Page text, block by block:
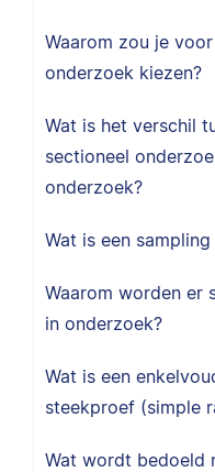
Waarom zou je
onderzoek kiezen?
Wat is het verschil
sectioneel
onderzoek?
Wat is een sampling
Waarom worden er
in onderzoek?
Wat is een
steekproef (simple
Wat wordt bedoeld